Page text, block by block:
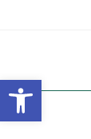
Open